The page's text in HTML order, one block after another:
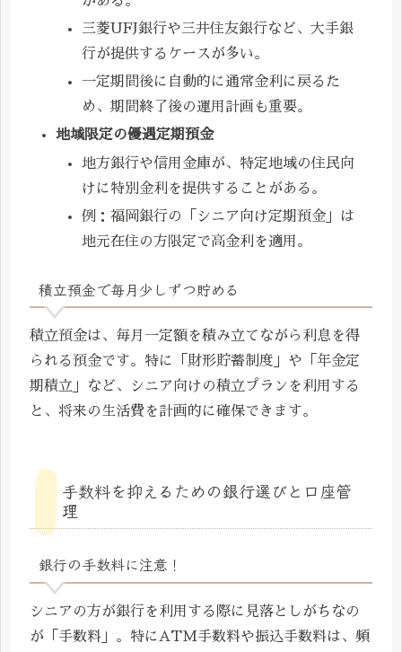
三菱UFJ銀行や三井住友銀行など、大手銀
行が提供するケースが多い。
一定期間後に自動的に通常金利に戻るた
め、期間終了後の運用計画も重要。
地域限定の優遇定期預金
地方銀行や信用金庫が、特定地域の住民向
けに特別金利を提供することがある。
例：福岡銀行の「シニア向け定期預金」は
地元在住の方限定で高金利を適用。
積立預金で毎月少しずつ貯める
積立預金は、毎月一定額を積み立てながら利息を得
られる預金です。特に「財形貯蓄制度」や「年金定
期積立」など、シニア向けの積立プランを利用する
と、将来の生活費を計画的に確保できます。
手数料を抑えるための銀行選びと口座管
理
銀行の手数料に注意！
シニアの方が銀行を利用する際に見落としがちなの
が「手数料」。特にATM手数料や振込手数料は、頻